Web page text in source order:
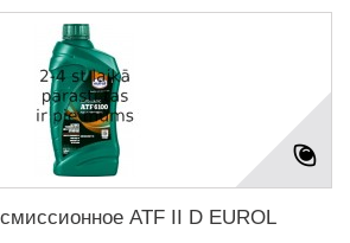
ATF II D EUROL